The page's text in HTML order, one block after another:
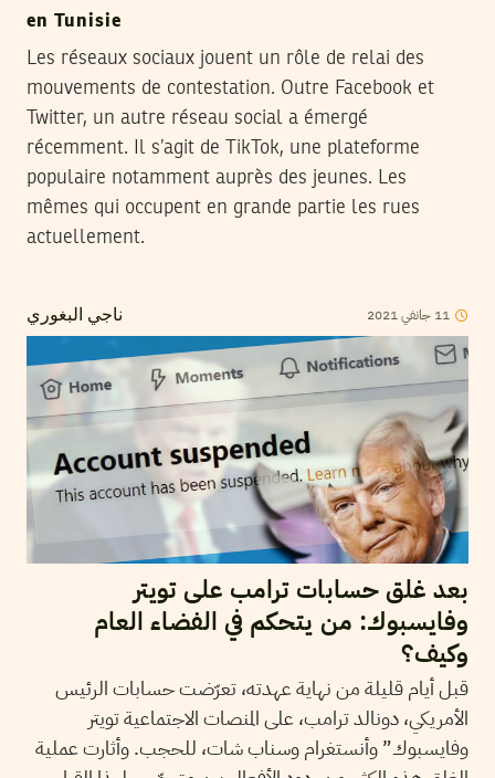
en Tunisie
Les réseaux sociaux jouent un rôle de relai des
mouvements de contestation. Outre Facebook et
Twitter, un autre réseau social a émergé
récemment. Il s’agit de TikTok, une plateforme
populaire notamment auprès des jeunes. Les
mêmes qui occupent en grande partie les rues
actuellement.
ناجي البغوري 11 جانفي2021
بعد غلق حسابات ترامب على تويتر
وفايسبوك: من يتحكم في الفضاء العام
وكيف؟
قبل أيام قليلة من نهاية عهدته، تعرّضت حسابات الرئيس
الأمريكي، دونالد ترامب، على المنصات الاجتماعية تويتر
وفايسبوك” وأنستغرام وسناب شات، للحجب. وأثارت عملية